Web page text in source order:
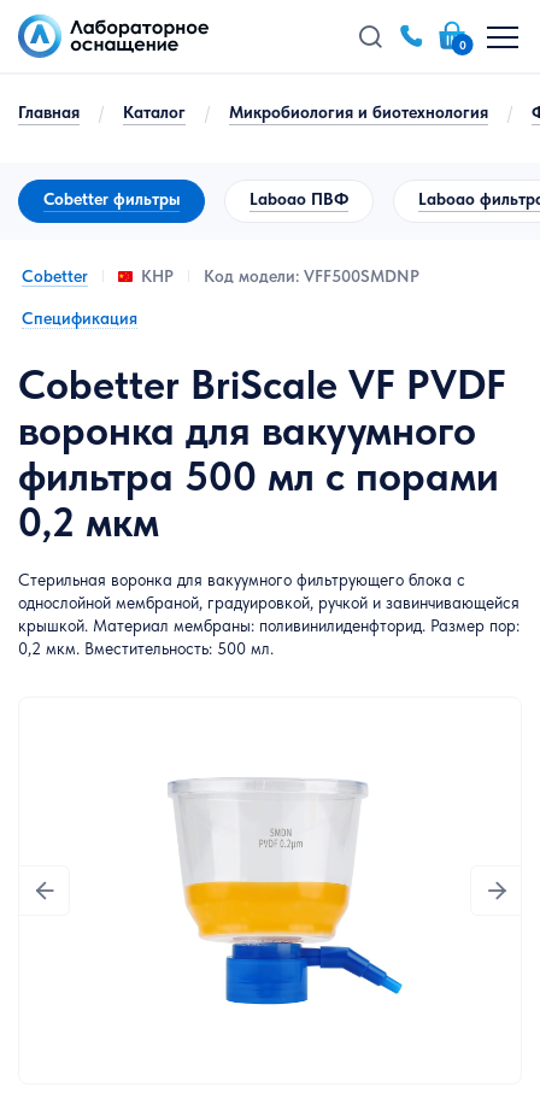
0
Главная / Каталог / Микробиология и биотехнология /
Cobetter фильтры Laboao ПВФ Laboao
Cobetter КНР Код модели: VFF500SMDNP
Спецификация
Cobetter BriScale VF PVDF
воронка для вакуумного
фильтра 500 мл с порами
0,2 мкм
Стерильная воронка для вакуумного фильтрующего блока с
однослойной мембраной, градуировкой, ручкой и завинчивающейся
крышкой. Материал мембраны: поливинилиденфторид. Размер пор:
0,2 мкм. Вместительность: 500 мл.